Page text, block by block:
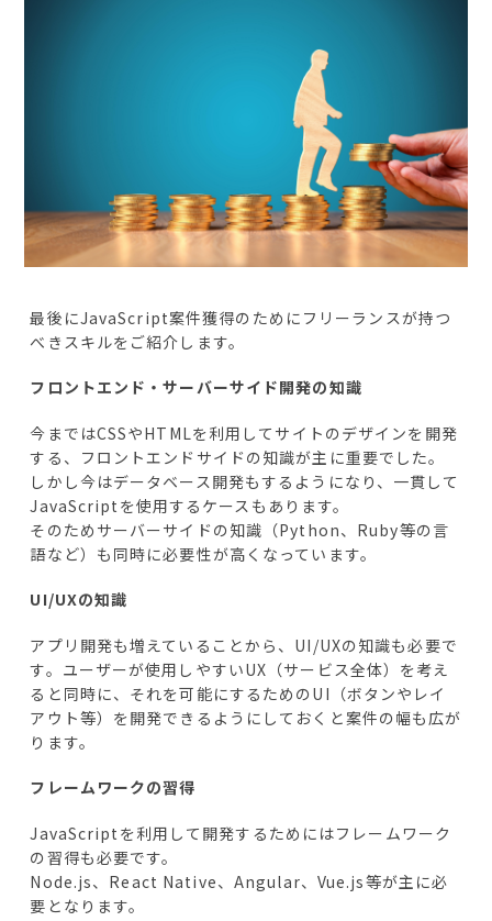
最後にJavaScript案件獲得のためにフリーランスが持つ
べきスキルをご紹介します。
フロントエンド・サーバーサイド開発の知識
今まではCSSやHTMLを利用してサイトのデザインを開発
する、フロントエンドサイドの知識が主に重要でした。
しかし今はデータベース開発もするようになり、一貫して
JavaScriptを使用するケースもあります。
そのためサーバーサイドの知識（Python、Ruby等の言
語など）も同時に必要性が高くなっています。
UI/UXの知識
アプリ開発も増えていることから、UI/UXの知識も必要で
す。ユーザーが使用しやすいUX（サービス全体）を考え
ると同時に、それを可能にするためのUI（ボタンやレイ
アウト等）を開発できるようにしておくと案件の幅も広が
ります。
フレームワークの習得
JavaScriptを利用して開発するためにはフレームワーク
の習得も必要です。
Node.js、React Native、Angular、Vue.js等が主に必
要となります。